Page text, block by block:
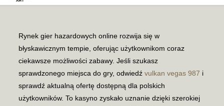
Rynek gier hazardowych online rozwija się w
błyskawicznym tempie, oferując użytkownikom coraz
ciekawsze możliwości zabawy. Jeśli szukasz
sprawdzonego miejsca do gry, odwiedź vulkan vegas 987 i
sprawdź aktualną ofertę dostępną dla polskich
użytkowników. To kasyno zyskało uznanie dzięki szerokiej